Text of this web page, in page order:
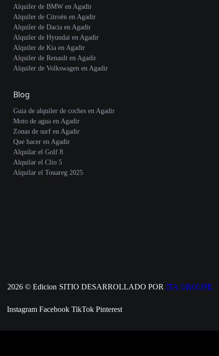
Alquiler de BMW en Agadir
Alquiler de Citroën en Agadir
Alquiler de Dacia en Agadir
Alquiler de Hyundai en Agadir
Alquiler de Kia en Agadir
Alquiler de Renault en Agadir
Alquiler de Volkswagen en Agadir
Blog
Guia de alquiler de coches en Agadir
Moto de agua en Agadir
Zonas de surf en Agadir
Que hacer en Agadir
Alquilar el Golf 8
Alquilar el Clio 5
Alquilar el Touareg 2025
2026 © Edicion SITIO DESARROLLADO POR ITA GROUPE
Instagram Facebook TikTok Pinterest